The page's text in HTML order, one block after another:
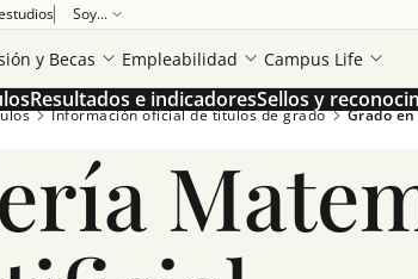
Soy...
y Becas Empleabilidad Campus Life
Resultados e indicadoresSellos y
Información oficial de títulos de grado Grado